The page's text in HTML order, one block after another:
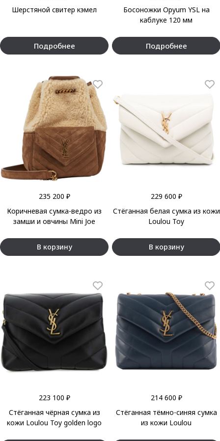
Шерстяной свитер кэмел
Подробнее
Босоножки Opyum YSL на
каблуке 120 мм
Подробнее
235 200 ₽
Коричневая сумка-ведро из
замши и овчины Mini Joe
В корзину
229 600 ₽
Стёганная белая сумка из кожи
Loulou Toy
В корзину
223 100 ₽
Стёганная чёрная сумка из
кожи Loulou Toy golden logo
214 600 ₽
Стёганная тёмно-синяя сумка
из кожи Loulou